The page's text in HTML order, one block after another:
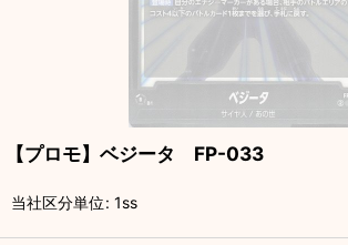
【プロモ】ベジータ FP-033
当社区分単位: 1ss